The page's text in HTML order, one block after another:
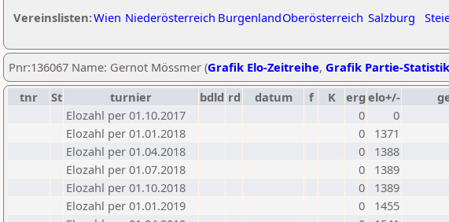
Vereinslisten:Wien Niederösterreich BurgenlandOberösterreich Salzburg
Pnr:136067 Name: Gernot Mössmer (Grafik Elo-Zeitreihe, Grafik Partie-Statistik
tnr
St turnier bdld rd datum f K erg elo+/-
Elozahl per 01.10.2017
0
0
Elozahl per 01.01.2018
0
1371
Elozahl per 01.04.2018
0
1388
Elozahl per 01.07.2018
0
1389
Elozahl per 01.10.2018
0
1389
Elozahl per 01.01.2019
0
1455